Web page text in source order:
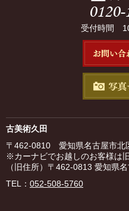
受付時間
古美術久田
〒462-0810 愛知県名古屋市北
※カーナビでお越しのお客様は
（旧住所）〒462-0813 愛知県
TEL： 052-508-5760